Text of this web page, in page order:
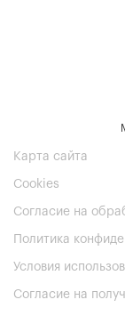
Карта сайта
Cookies
Согласие на
Политика
Условия
Согласие на